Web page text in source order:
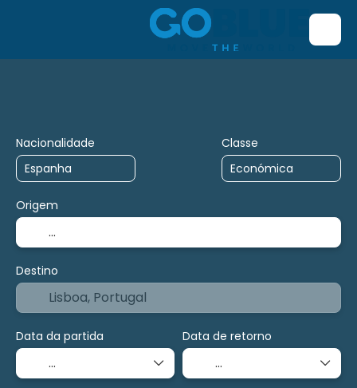
Nacionalidade Classe
Origem
Destino
Data da partida Data de retorno